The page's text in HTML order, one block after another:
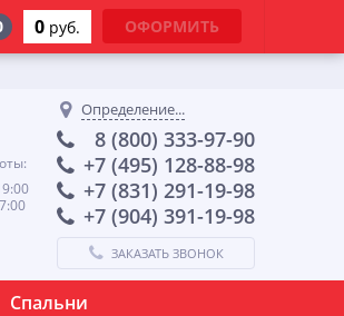
Определение...
8 (800) 333-97-90
+7 (495) 128-88-98
+7 (831) 291-19-98
+7 (904) 391-19-98
ЗАКАЗАТЬ ЗВОНОК
Спальни
0 руб. ОФОРМИТЬ